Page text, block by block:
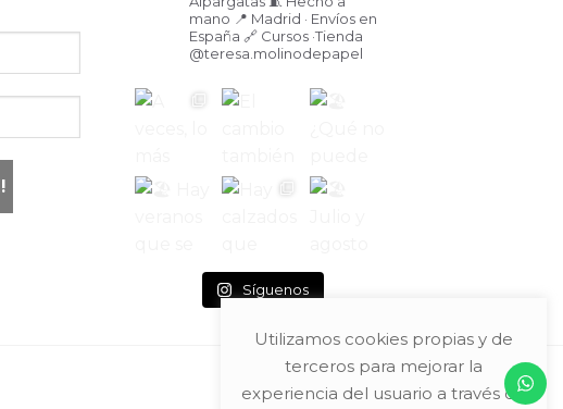
mano 📍 Madrid · Envíos en
España 🔗 Cursos ·Tienda
@teresa.molinodepapel
Síguenos
Utilizamos cookies propias y de
terceros para mejorar la
experiencia del usuario a través de